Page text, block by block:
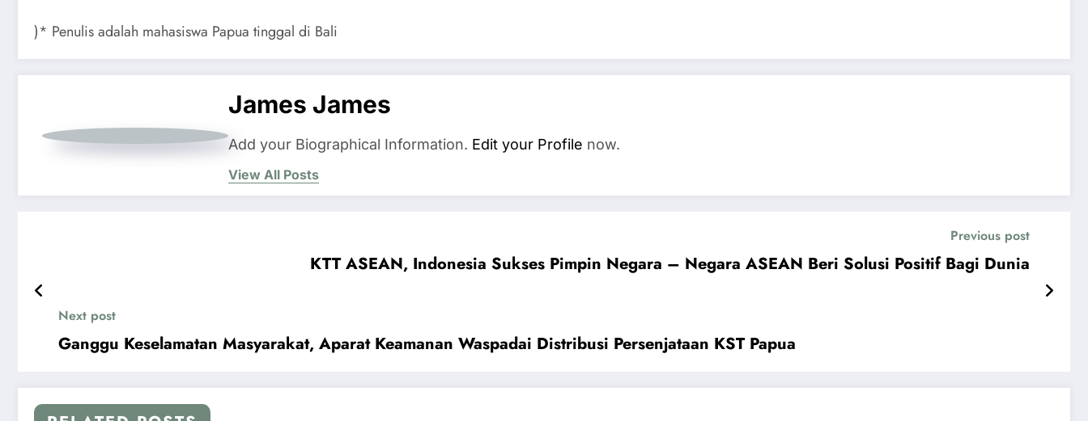
)* Penulis adalah mahasiswa Papua tinggal di Bali
James James
Add your Biographical Information. Edit your Profile now.
View All Posts
Previous post
KTT ASEAN, Indonesia Sukses Pimpin Negara – Negara ASEAN Beri Solusi Positif Bagi Dunia
Next post
Ganggu Keselamatan Masyarakat, Aparat Keamanan Waspadai Distribusi Persenjataan KST Papua